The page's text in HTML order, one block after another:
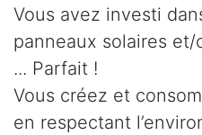
Vous avez investi
panneaux solaires
... Parfait !
Vous créez et
en respectant